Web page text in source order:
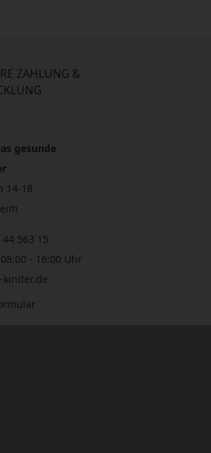
ZAHLUNG &
gesunde
14-18
563 15
- 16:00 Uhr
kinder.de